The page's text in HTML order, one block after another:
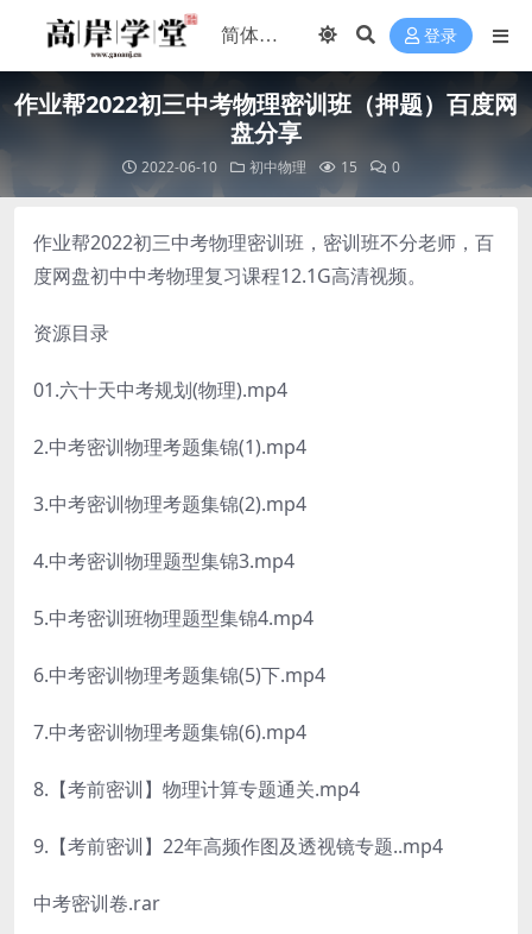
登录
作业帮2022初三中考物理密训班（押题）百度网
盘分享
2022-06-10 初中物理 15 0
作业帮2022初三中考物理密训班，密训班不分老师，百
度网盘初中中考物理复习课程12.1G高清视频。
资源目录
01.六十天中考规划(物理).mp4
2.中考密训物理考题集锦(1).mp4
3.中考密训物理考题集锦(2).mp4
4.中考密训物理题型集锦3.mp4
5.中考密训班物理题型集锦4.mp4
6.中考密训物理考题集锦(5)下.mp4
7.中考密训物理考题集锦(6).mp4
8.【考前密训】物理计算专题通关.mp4
9.【考前密训】22年高频作图及透视镜专题..mp4
中考密训卷.rar